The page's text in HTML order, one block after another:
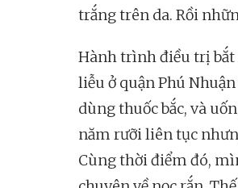
trắng trên da. Rồi
Hành trình điều trị
liễu ở quận Phú
dùng thuốc bắc, và
năm rưỡi liên tục
Cùng thời điểm đó,